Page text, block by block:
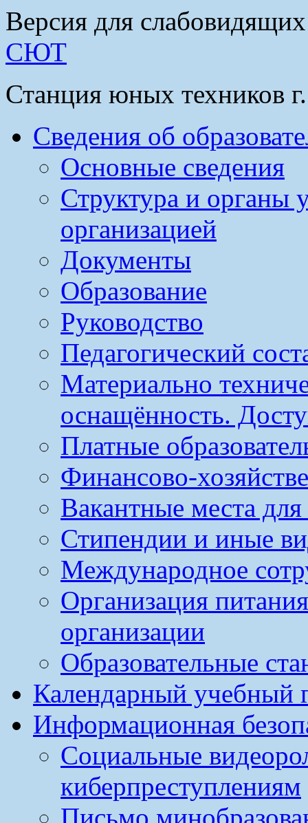
Версия для слабовидящих
СЮТ
Станция юных техников
Сведения об
Основные сведения
Структура и органы
организацией
Документы
Образование
Руководство
Педагогический
Материально
оснащённость.
Платные
Финансово-
Вакантные места
Стипендии и иные
Международное
Организация
организации
Образовательные
Календарный учебный
Информационная
Социальные
киберпреступлениям